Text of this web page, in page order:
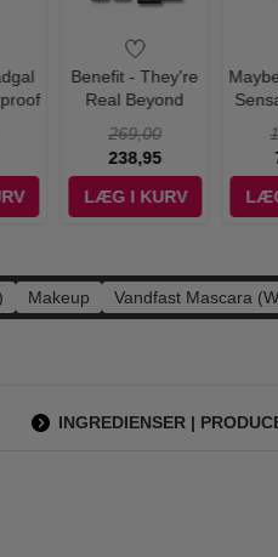
8,5
Benefit - They're
Real Beyond
269,00
238,95
LÆG I KURV
Makeup Vandfast Mascara
INGREDIENSER |